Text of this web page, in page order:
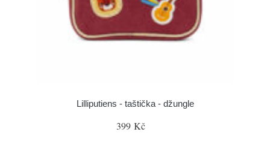
Lilliputiens - taštička - džungle
399 Kč